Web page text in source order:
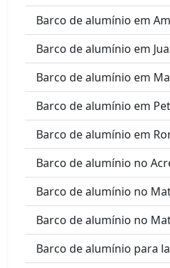
Barco de alumínio em
Barco de alumínio em
Barco de alumínio em
Barco de alumínio em
Barco de alumínio em
Barco de alumínio no
Barco de alumínio no
Barco de alumínio no
Barco de alumínio para